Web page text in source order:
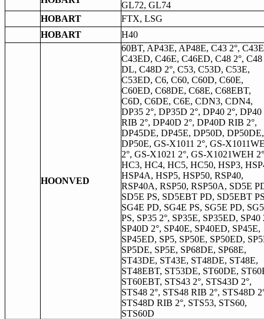
GL72, GL74
HOBART
FTX, LSG
HOBART
H40
HOONVED
60BT, AP43E, AP48E, C43 2°,
C43ED, C46E, C46ED, C48 2°, C48
DL, C48D 2°, C53, C53D, C53E,
C53ED, C6, C60, C60D, C60E,
C60ED, C68DE, C68E, C68EBT,
C6D, C6DE, C6E, CDN3, CDN4,
DP35 2°, DP35D 2°, DP40 2°, DP40
RIB 2°, DP40D 2°, DP40D RIB 2°,
DP45DE, DP45E, DP50D, DP50DE,
DP50E, GS-X1011 2°, GS-
2°, GS-X1021 2°, GS-X1021WEH
HC3, HC4, HC5, HC50, HSP3,
HSP4A, HSP5, HSP50, RSP40,
RSP40A, RSP50, RSP50A, SD5E
SD5E PS, SD5EBT PD, SD5EBT
SG4E PD, SG4E PS, SG5E PD,
PS, SP35 2°, SP35E, SP35ED, SP40
SP40D 2°, SP40E, SP40ED, SP45E,
SP45ED, SP5, SP50E, SP50ED,
SP5DE, SP5E, SP68DE, SP68E,
ST43DE, ST43E, ST48DE, ST48E,
ST48EBT, ST53DE, ST60DE,
ST60EBT, STS43 2°, STS43D 2°,
STS48 2°, STS48 RIB 2°, STS48D
STS48D RIB 2°, STS53, STS60,
STS60D